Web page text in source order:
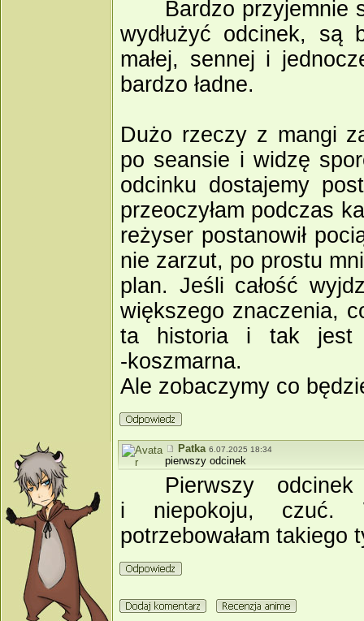
Bardzo przyjemnie
wydłużyć odcinek, są
małej, sennej i
bardzo ładne.
Dużo rzeczy z mangi
po seansie i widzę
odcinku dostajemy
przeoczyłam podczas
reżyser postanowił
nie zarzut, po prostu
plan. Jeśli całość
większego znaczenia,
ta historia i tak jest
‑koszmarna.
Ale zobaczymy co
Patka 6.07.2025 18:34
pierwszy odcinek
Pierwszy
i niepokoju, czuć.
potrzebowałam takiego